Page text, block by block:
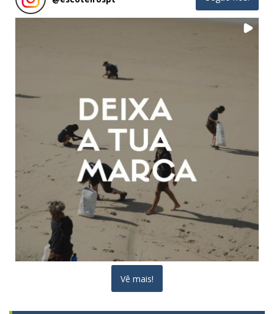
Vê mais!